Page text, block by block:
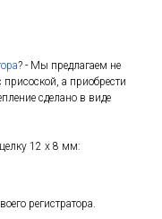
? - Мы предлагаем не
а приобрести
сделано в виде
12 x 8 мм:
регистратора.